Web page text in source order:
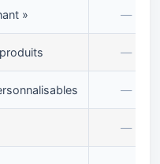
» —
—
—
—